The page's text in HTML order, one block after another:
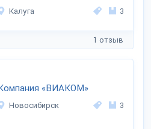
Калуга 3
1 отзыв
«ВИАКОМ»
Новосибирск 3